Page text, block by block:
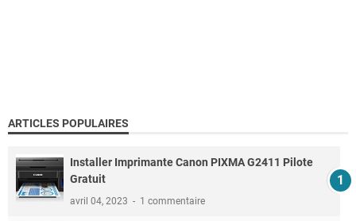
ARTICLES POPULAIRES
Installer Imprimante Canon PIXMA G2411 Pilote
Gratuit
avril 04, 2023 1 commentaire